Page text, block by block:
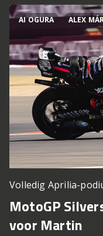
AI OGURA ALEX
Volledig Aprilia-
MotoGP
voor Martin